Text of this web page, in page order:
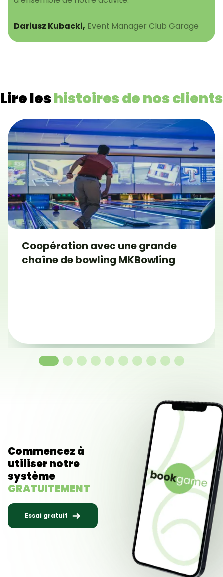
Dariusz Kubacki, Event Manager Club Garage
Lire leshistoires de nos clients
Coopération avec une grande
chaîne de bowling MKBowling
Commencez à
utiliser notre
système
GRATUITEMENT
Essai gratuit